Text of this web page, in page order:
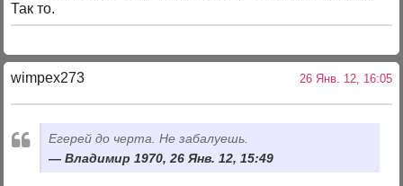
Так то.
wimpex273 26 Янв. 12, 16:05
Егерей до черта. Не забалуешь.
Владимир 1970, 26 Янв. 12, 15:49